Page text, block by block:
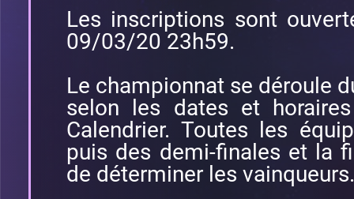
Les inscriptions sont
09/03/20 23h59.
Le championnat se déroule
selon les dates et
Calendrier. Toutes les
puis des demi-finales et la
de déterminer les vainqueurs.